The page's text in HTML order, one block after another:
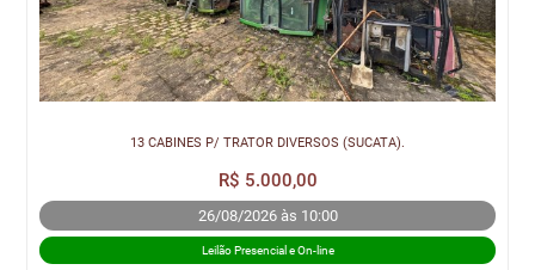
13 CABINES P/ TRATOR DIVERSOS (SUCATA).
R$ 5.000,00
26/08/2026 às 10:00
Leilão Presencial e On-line